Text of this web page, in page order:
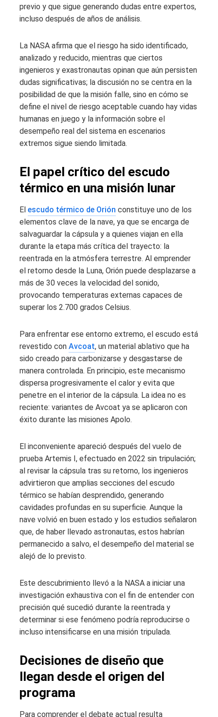
previo y que sigue generando dudas entre expertos,
incluso después de años de análisis.
La NASA afirma que el riesgo ha sido identificado,
analizado y reducido, mientras que ciertos
ingenieros y exastronautas opinan que aún persisten
dudas significativas; la discusión no se centra en la
posibilidad de que la misión falle, sino en cómo se
define el nivel de riesgo aceptable cuando hay vidas
humanas en juego y la información sobre el
desempeño real del sistema en escenarios
extremos sigue siendo limitada.
El papel crítico del escudo
térmico en una misión lunar
El escudo térmico de Orión constituye uno de los
elementos clave de la nave, ya que se encarga de
salvaguardar la cápsula y a quienes viajan en ella
durante la etapa más crítica del trayecto: la
reentrada en la atmósfera terrestre. Al emprender
el retorno desde la Luna, Orión puede desplazarse a
más de 30 veces la velocidad del sonido,
provocando temperaturas externas capaces de
superar los 2.700 grados Celsius.
Para enfrentar ese entorno extremo, el escudo está
revestido con Avcoat, un material ablativo que ha
sido creado para carbonizarse y desgastarse de
manera controlada. En principio, este mecanismo
dispersa progresivamente el calor y evita que
penetre en el interior de la cápsula. La idea no es
reciente: variantes de Avcoat ya se aplicaron con
éxito durante las misiones Apolo.
El inconveniente apareció después del vuelo de
prueba Artemis I, efectuado en 2022 sin tripulación;
al revisar la cápsula tras su retorno, los ingenieros
advirtieron que amplias secciones del escudo
térmico se habían desprendido, generando
cavidades profundas en su superficie. Aunque la
nave volvió en buen estado y los estudios señalaron
que, de haber llevado astronautas, estos habrían
permanecido a salvo, el desempeño del material se
alejó de lo previsto.
Este descubrimiento llevó a la NASA a iniciar una
investigación exhaustiva con el fin de entender con
precisión qué sucedió durante la reentrada y
determinar si ese fenómeno podría reproducirse o
incluso intensificarse en una misión tripulada.
Decisiones de diseño que
llegan desde el origen del
programa
Para comprender el debate actual resulta